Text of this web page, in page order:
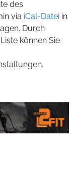
des
via iCal-Datei in
Durch
können Sie